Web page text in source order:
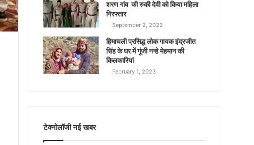
शरण गांव की रुकी देवी को किया महिला
गिरफ्तार
September 2, 2022
हिमाचली प्रसिद्ध लोक गायक इंद्रजीत
सिंह के घर में गूंजी नन्हे मेहमान की
किलकारियां
February 1, 2023
टेक्नोलॉजी नई खबर